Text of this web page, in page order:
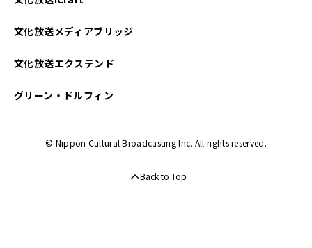
文化放送メディアブリッジ
文化放送エクステンド
グリーン・ドルフィン
© Nippon Cultural Broadcasting Inc. All rights reserved.
Back to Top